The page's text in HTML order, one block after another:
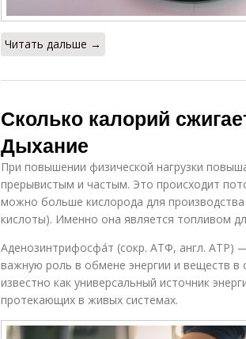
Читать дальше →
Сколько калорий
Дыхание
При повышении физической нагрузки
прерывистым и частым. Это происходит
можно больше кислорода для
кислоты). Именно она является топливом
Аденозинтрифосфа́т (сокр. АТФ, англ. АТР)
важную роль в обмене энергии и веществ в
известно как универсальный источник
протекающих в живых системах.